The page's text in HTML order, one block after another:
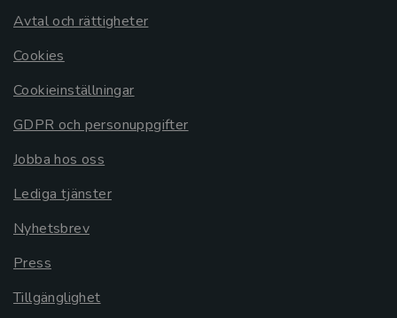
Avtal och rättigheter
Cookies
Cookieinställningar
GDPR och personuppgifter
Jobba hos oss
Lediga tjänster
Nyhetsbrev
Press
Tillgänglighet